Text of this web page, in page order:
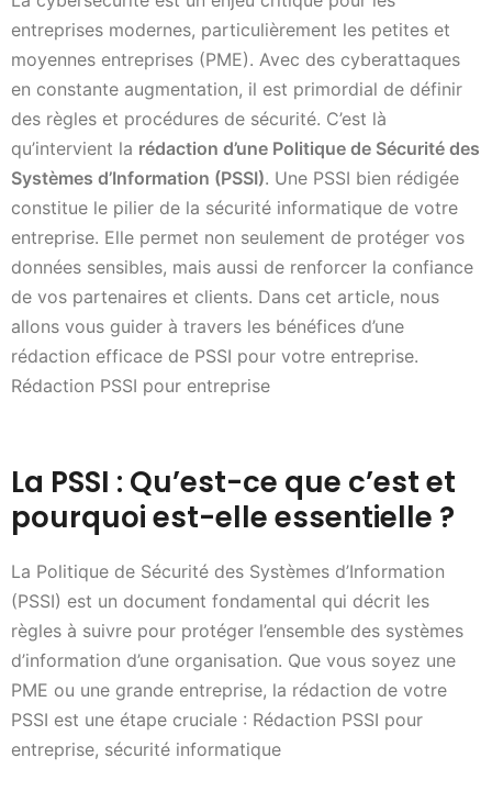
entreprises modernes, particulièrement les petites et
moyennes entreprises (PME). Avec des cyberattaques
en constante augmentation, il est primordial de définir
des règles et procédures de sécurité. C’est là
qu’intervient la rédaction d’une Politique de Sécurité des
Systèmes d’Information (PSSI). Une PSSI bien rédigée
constitue le pilier de la sécurité informatique de votre
entreprise. Elle permet non seulement de protéger vos
données sensibles, mais aussi de renforcer la confiance
de vos partenaires et clients. Dans cet article, nous
allons vous guider à travers les bénéfices d’une
rédaction efficace de PSSI pour votre entreprise.
Rédaction PSSI pour entreprise
La PSSI : Qu’est-ce que c’est et
pourquoi est-elle essentielle ?
La Politique de Sécurité des Systèmes d’Information
(PSSI) est un document fondamental qui décrit les
règles à suivre pour protéger l’ensemble des systèmes
d’information d’une organisation. Que vous soyez une
PME ou une grande entreprise, la rédaction de votre
PSSI est une étape cruciale : Rédaction PSSI pour
entreprise, sécurité informatique